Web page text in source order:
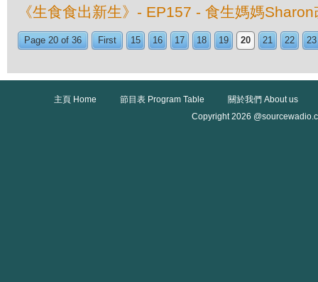
《生食食出新生》- EP157 - 食生媽媽
Page 20 of 36 First 15 16 17 18 19 20 21 22 23
主頁 Home 節目表 Program Table
關於我們 About us
Copyright 2026